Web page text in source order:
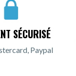
SÉCURISÉ
Paypal